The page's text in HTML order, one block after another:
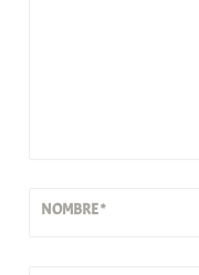
NOMBRE*